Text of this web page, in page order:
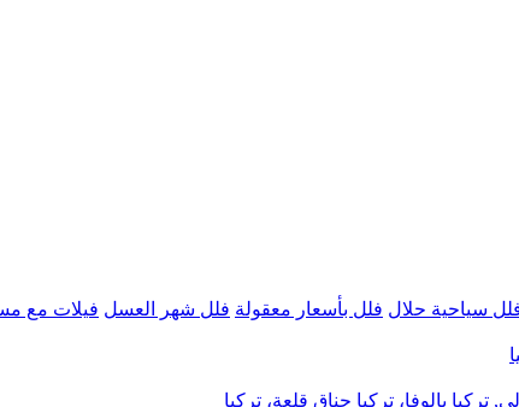
سياحية حلال فلل بأسعار معقولة فلل شهر العسل فيلات مع
تركيا يالوفا، تركيا جناق قلعة، تركيا